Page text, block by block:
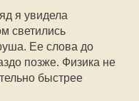
я увидела
светились
Ее слова до
позже. Физика не
быстрее